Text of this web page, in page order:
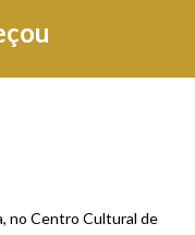
no Centro Cultural de